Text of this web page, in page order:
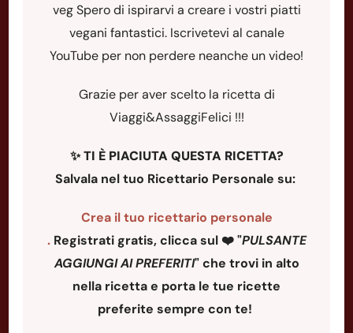
veg Spero di ispirarvi a creare i vostri piatti
vegani fantastici. Iscrivetevi al canale
YouTube per non perdere neanche un video!
Grazie per aver scelto la ricetta di
Viaggi&AssaggiFelici !!!
✨TI È PIACIUTA QUESTA RICETTA?
Salvala nel tuo Ricettario Personale su:
Crea il tuo ricettario personale
. Registrati gratis, clicca sul ❤️ "PULSANTE
AGGIUNGI AI PREFERITI"che trovi in alto
nella ricetta e porta le tue ricette
preferite sempre con te!